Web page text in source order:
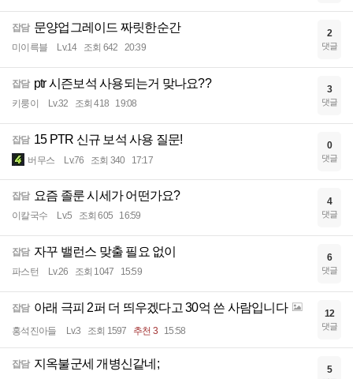
잡담 문양업그레이드 짜릿한순간
미이륵블 Lv.14 조회 642 20:39
2
댓글
잡담 ptr 시즌보석 사용되는거 맞나요??
키룽이 Lv.32 조회 418 19:08
3
댓글
잡담 15 PTR 신규 보석 사용 질문!
버무스 Lv.76 조회 340 17:17
0
댓글
잡담 요즘 졸룬 시세가 어떤가요?
이칼국수 Lv.5 조회 605 16:59
4
댓글
잡담 자꾸 밸런스 맞출 필요 없이
파스턴 Lv.26 조회 1047 15:59
6
댓글
잡담 아래 극피 2퍼 더 띄우겠다고 30억 쓴 사람입니다
홍석진아들 Lv.3 조회 1597 추천 3 15:58
12
댓글
잡담 지옥불군세 개병신같네; 5